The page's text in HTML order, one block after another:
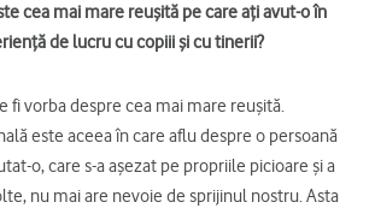
cea mai mare reușită pe care ați avut-o în
de lucru cu copiii și cu tinerii?
fi vorba despre cea mai mare reușită.
este aceea în care aflu despre o persoană
o, care s-a așezat pe propriile picioare și a
nu mai are nevoie de sprijinul nostru. Asta